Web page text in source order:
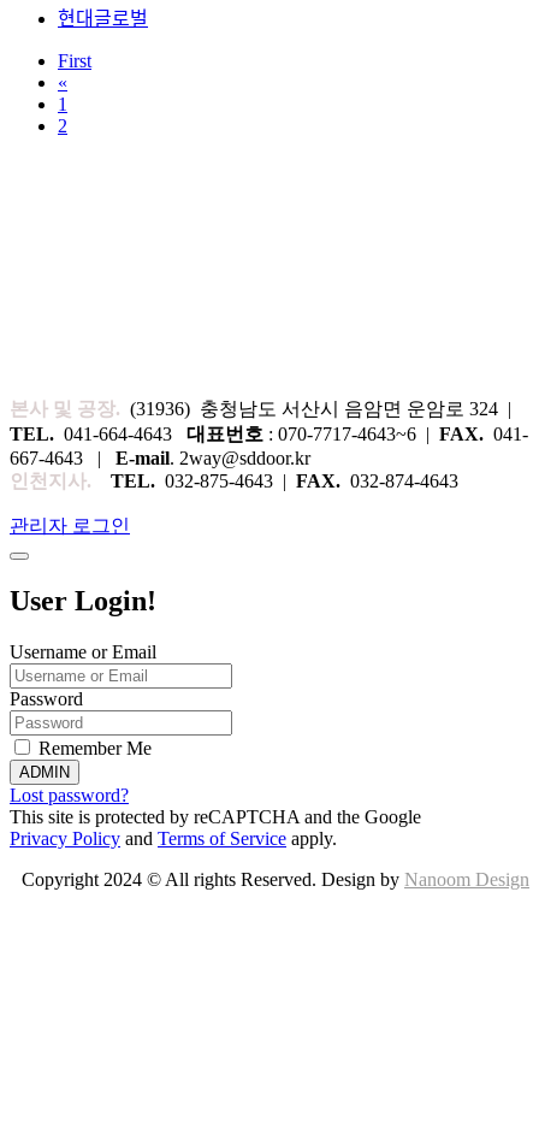
현대글로벌
First
«
1
2
본사 및 공장. (31936) 충청남도 서산시 음암면 운암로 324 |
TEL. 041-664-4643 대표번호 : 070-7717-4643~6 | FAX. 041-
667-4643 | E-mail. 2way@sddoor.kr
인천지사.
TEL. 032-875-4643 | FAX. 032-874-4643
관리자 로그인
User Login!
Username or Email
Password
Remember Me
ADMIN
Lost password?
This site is protected by reCAPTCHA and the Google
Privacy Policy and Terms of Service apply.
Copyright 2024 © All rights Reserved. Design by Nanoom Design